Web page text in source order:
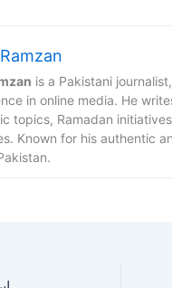
is a Pakistani
in online media. He
topics, Ramadan
Known for his authentic